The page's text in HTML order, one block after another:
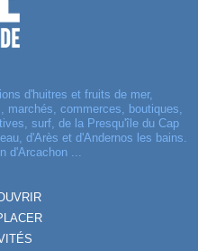
d'huitres et fruits de mer,
marchés, commerces, boutiques,
surf, de la Presqu'île du Cap
d'Arès et d'Andernos les bains.
d'Arcachon ...